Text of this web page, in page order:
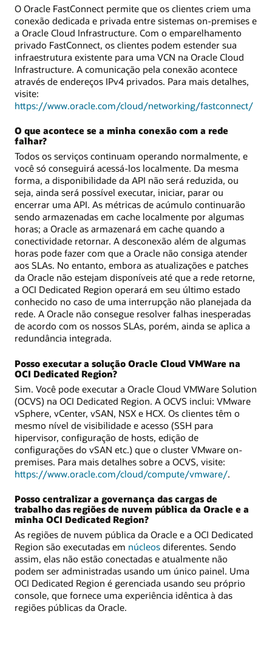
O Oracle FastConnect permite que os clientes criem uma
conexão dedicada e privada entre sistemas on-premises e
a Oracle Cloud Infrastructure. Com o emparelhamento
privado FastConnect, os clientes podem estender sua
infraestrutura existente para uma VCN na Oracle Cloud
Infrastructure. A comunicação pela conexão acontece
através de endereços IPv4 privados. Para mais detalhes,
visite:
https://www.oracle.com/cloud/networking/fastconnect/
O que acontece se a minha conexão com a rede
falhar?
Todos os serviços continuam operando normalmente, e
você só conseguirá acessá-los localmente. Da mesma
forma, a disponibilidade da API não será reduzida, ou
seja, ainda será possível executar, iniciar, parar ou
encerrar uma API. As métricas de acúmulo continuarão
sendo armazenadas em cache localmente por algumas
horas; a Oracle as armazenará em cache quando a
conectividade retornar. A desconexão além de algumas
horas pode fazer com que a Oracle não consiga atender
aos SLAs. No entanto, embora as atualizações e patches
da Oracle não estejam disponíveis até que a rede retorne,
a OCI Dedicated Region operará em seu último estado
conhecido no caso de uma interrupção não planejada da
rede. A Oracle não consegue resolver falhas inesperadas
de acordo com os nossos SLAs, porém, ainda se aplica a
redundância integrada.
Posso executar a solução Oracle Cloud VMWare na
OCI Dedicated Region?
Sim. Você pode executar a Oracle Cloud VMWare Solution
(OCVS) na OCI Dedicated Region. A OCVS inclui: VMware
vSphere, vCenter, vSAN, NSX e HCX. Os clientes têm o
mesmo nível de visibilidade e acesso (SSH para
hipervisor, configuração de hosts, edição de
configurações do vSAN etc.) que o cluster VMware on-
premises. Para mais detalhes sobre a OCVS, visite:
https://www.oracle.com/cloud/compute/vmware/.
Posso centralizar a governança das cargas de
trabalho das regiões de nuvem pública da Oracle e a
minha OCI Dedicated Region?
As regiões de nuvem pública da Oracle e a OCI Dedicated
Region são executadas em núcleos diferentes. Sendo
assim, elas não estão conectadas e atualmente não
podem ser administradas usando um único painel. Uma
OCI Dedicated Region é gerenciada usando seu próprio
console, que fornece uma experiência idêntica à das
regiões públicas da Oracle.